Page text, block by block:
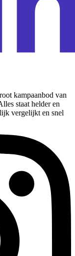
kampaanbod van
staat helder en
vergelijkt en snel